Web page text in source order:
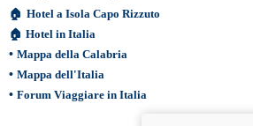
🏠 Hotel a Isola Capo Rizzuto
🏠 Hotel in Italia
• Mappa della Calabria
• Mappa dell'Italia
• Forum Viaggiare in Italia